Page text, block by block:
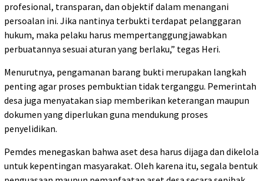
profesional, transparan, dan objektif dalam menangani
persoalan ini. Jika nantinya terbukti terdapat pelanggaran
hukum, maka pelaku harus mempertanggungjawabkan
perbuatannya sesuai aturan yang berlaku,” tegas Heri.
Menurutnya, pengamanan barang bukti merupakan langkah
penting agar proses pembuktian tidak terganggu. Pemerintah
desa juga menyatakan siap memberikan keterangan maupun
dokumen yang diperlukan guna mendukung proses
penyelidikan.
Pemdes menegaskan bahwa aset desa harus dijaga dan dikelola
untuk kepentingan masyarakat. Oleh karena itu, segala bentuk